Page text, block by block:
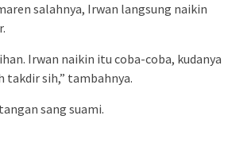
salahnya, Irwan langsung naikin
Irwan naikin itu coba-coba, kudanya
takdir sih,” tambahnya.
sang suami.